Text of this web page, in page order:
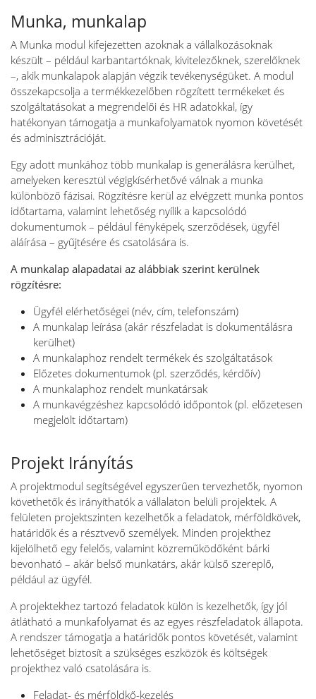
Munka, munkalap
A Munka modul kifejezetten azoknak a vállalkozásoknak
készült – például karbantartóknak, kivitelezőknek, szerelőknek
–, akik munkalapok alapján végzik tevékenységüket. A modul
összekapcsolja a termékkezelőben rögzített termékeket és
szolgáltatásokat a megrendelői és HR adatokkal, így
hatékonyan támogatja a munkafolyamatok nyomon követését
és adminisztrációját.
Egy adott munkához több munkalap is generálásra kerülhet,
amelyeken keresztül végigkísérhetővé válnak a munka
különböző fázisai. Rögzítésre kerül az elvégzett munka pontos
időtartama, valamint lehetőség nyílik a kapcsolódó
dokumentumok – például fényképek, szerződések, ügyfél
aláírása – gyűjtésére és csatolására is.
A munkalap alapadatai az alábbiak szerint kerülnek
rögzítésre:
Ügyfél elérhetőségei (név, cím, telefonszám)
A munkalap leírása (akár részfeladat is dokumentálásra
kerülhet)
A munkalaphoz rendelt termékek és szolgáltatások
Előzetes dokumentumok (pl. szerződés, kérdőív)
A munkalaphoz rendelt munkatársak
A munkavégzéshez kapcsolódó időpontok (pl. előzetesen
megjelölt időtartam)
Projekt Irányítás
A projektmodul segítségével egyszerűen tervezhetők, nyomon
követhetők és irányíthatók a vállalaton belüli projektek. A
felületen projektszinten kezelhetők a feladatok, mérföldkövek,
határidők és a résztvevő személyek. Minden projekthez
kijelölhető egy felelős, valamint közreműködőként bárki
bevonható – akár belső munkatárs, akár külső szereplő,
például az ügyfél.
A projektekhez tartozó feladatok külön is kezelhetők, így jól
átlátható a munkafolyamat és az egyes részfeladatok állapota.
A rendszer támogatja a határidők pontos követését, valamint
lehetőséget biztosít a szükséges eszközök és költségek
projekthez való csatolására is.
Feladat- és mérföldkő-kezelés